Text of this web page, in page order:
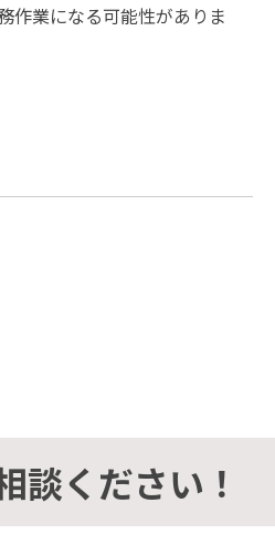
作業になる可能性がありま
談ください！